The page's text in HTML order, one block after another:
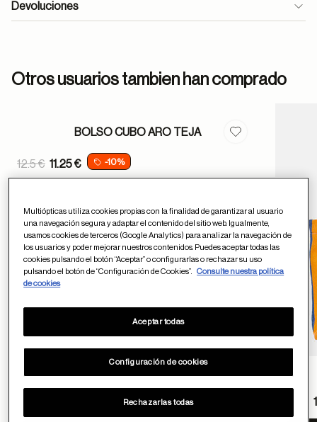
Devoluciones
de contacto
ayuda
Otros usuarios tambien han comprado
Guardar en
BOLSO CUBO ARO TEJA
Price reduced from
12.5 € 11.25 € -10%
Multiópticas utiliza cookies propias con la finalidad de garantizar al usuario
una navegación segura y adaptar el contenido del sitio web. Igualmente,
usamos cookies de terceros (Google Analytics) para analizar la navegación de
los usuarios y poder mejorar nuestros contenidos. Puedes aceptar todas las
cookies pulsando el botón “Aceptar” o configurarlas o rechazar su uso
pulsando el botón de “Configuración de Cookies”.
Consulte nuestra política
de cookies
Configuración de cookies
Rechazarlas todas
Aceptar todas